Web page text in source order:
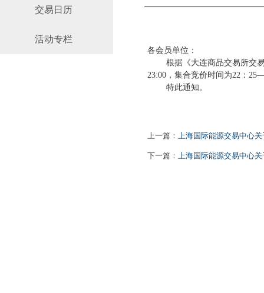
交易日历
活动专栏
各会员单位：
根据《大连商品交易所交
23:00，集合竞价时间为22：
特此通知。
上一篇： 上海国际能源交易中心
下一篇： 上海国际能源交易中心